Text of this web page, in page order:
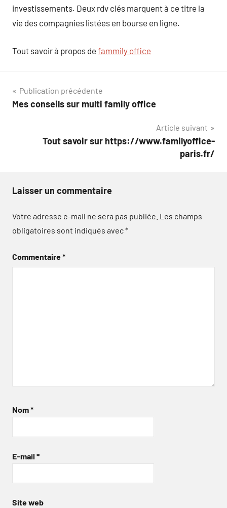
investissements. Deux rdv clés marquent à ce titre la
vie des compagnies listées en bourse en ligne.
Tout savoir à propos de fammily office
Navigation
de
Publication précédente
Mes conseils sur multi family office
Article suivant
Tout savoir sur https://www.familyoffice-
paris.fr/
Laisser un commentaire
Votre adresse e-mail ne sera pas publiée. Les champs
obligatoires sont indiqués avec*
Commentaire*
Nom*
E-mail *
Site web